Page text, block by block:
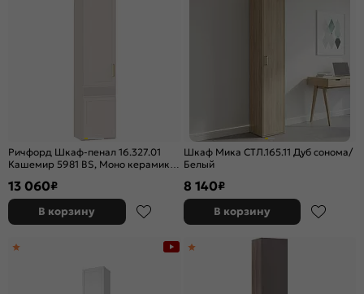
Ричфорд Шкаф-пенал 16.327.01
Кашемир 5981 BS, Моно керамика
13 060₽
В корзину
Шкаф Мика СТЛ.165.11 Дуб сонома/
Белый
8 140₽
В корзину